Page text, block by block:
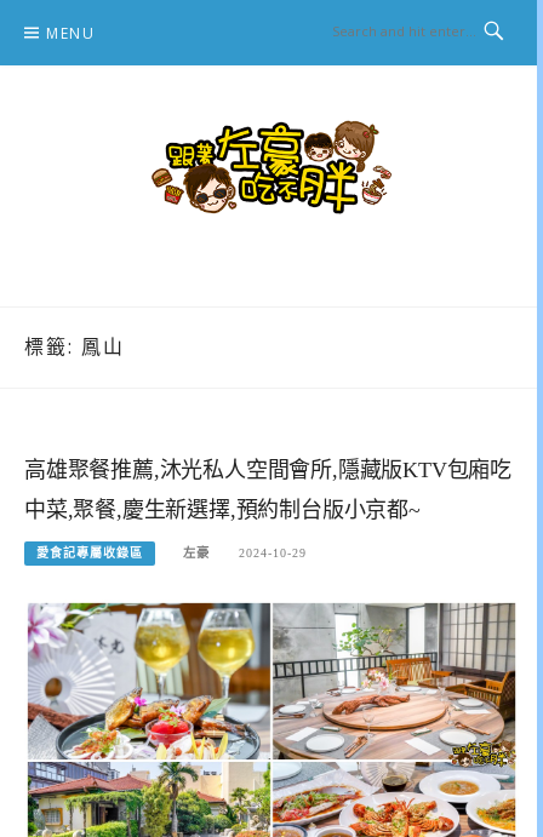
content
MENU
標籤: 鳳山
高雄聚餐推薦,沐光私人空間會所,隱藏版KTV包廂吃
中菜,聚餐,慶生新選擇,預約制台版小京都~
愛食記專屬收錄區 左豪 2024-10-29